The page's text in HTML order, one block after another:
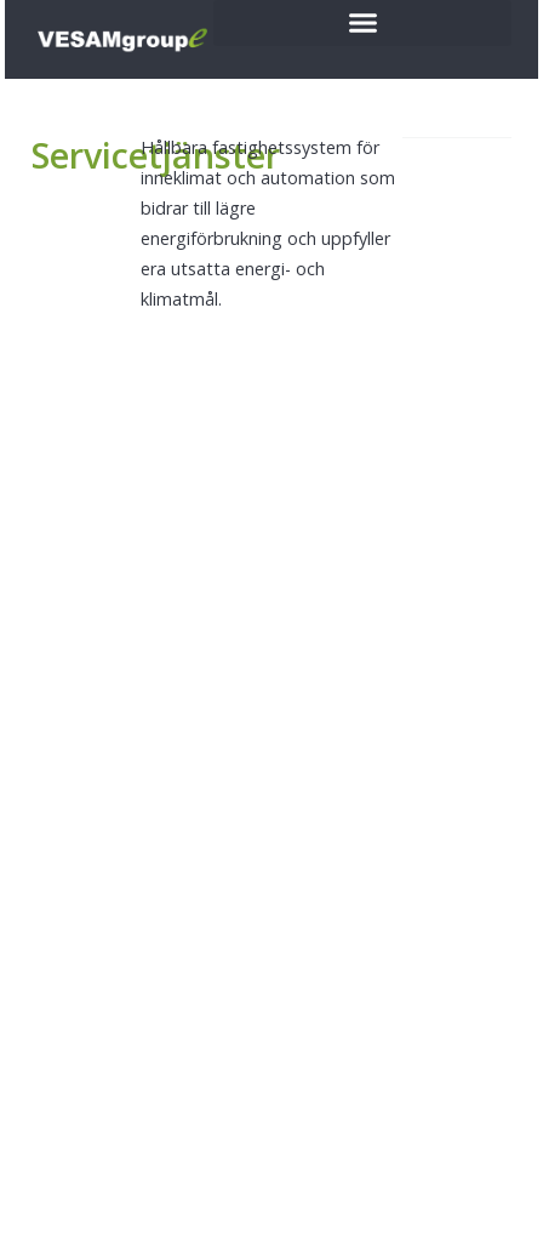
Servicetjänster
Hållbara fastighetssystem för
inneklimat och automation som
bidrar till lägre
energiförbrukning och uppfyller
era utsatta energi- och
klimatmål.